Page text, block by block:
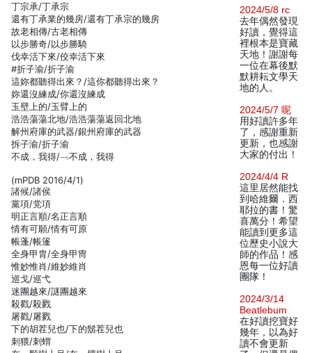
丁宗承/丁承宗
還有丁承業的幾房/還有丁承宗的幾房
故老相傳/古老相傳
以步勝奇/以步勝騎
伐幸活下來/佼幸活下來
#折子渝/折子渝
這妳都聽得出來？/這你都聽得出來？
妳還沒練成/你還沒練成
玉壁上的/玉臂上的
浩浩蕩蕩北地/浩浩蕩蕩返回北地
解州府庫的武器/銀州府庫的武器
拆子渝/折子渝
不成，我得/﹁不成，我得
(mPDB 2016/4/1)
諸候/諸侯
黨項/党項
明正言順/名正言順
情有可願/情有可原
帳蓬/帳篷
全身甲胄/全身甲冑
惟妙惟肖/維妙維肖
巡戈/巡弋
迷團越來/謎團越來
殺戳/殺戮
屠戳/屠戮
下的胡茬兒也/下的鬍茬兒也
刺猥/刺蝟
2024/5/8 rc
去年偶然發現
好讀，覺得這
裡根本是寶藏
天地！謝謝每
一位在幕後默
默耕耘文學天
地的人。
2024/5/7 呢
用好讀許多年
了，感謝重新
更新，也感謝
大家的付出！
2024/4/4 R
這里居然能找
到哈維爾．西
耶拉的書！驚
喜萬分！希望
能讀到更多這
位歷史小說大
師的作品！感
恩每一位好讀
團隊！
2024/3/14
Beatlebum
在好讀挖寶好
幾年，以為好
讀不會更新